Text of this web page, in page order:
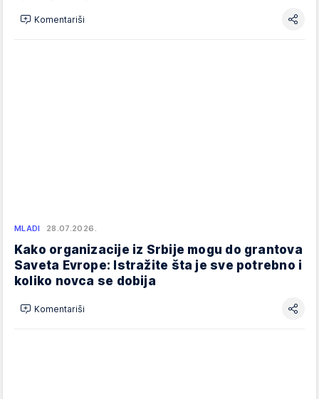
Komentariši
MLADI 28.07.2026.
Kako organizacije iz Srbije mogu do grantova
Saveta Evrope: Istražite šta je sve potrebno i
koliko novca se dobija
Komentariši